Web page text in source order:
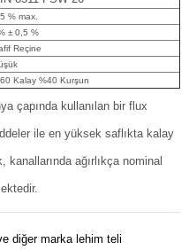
% max.
± 0,5 %
Reçine
Kalay %40 Kurşun
çapında kullanılan bir flux
ile en yüksek saflıkta kalay
kanallarında ağırlıkça nominal
diğer marka lehim teli